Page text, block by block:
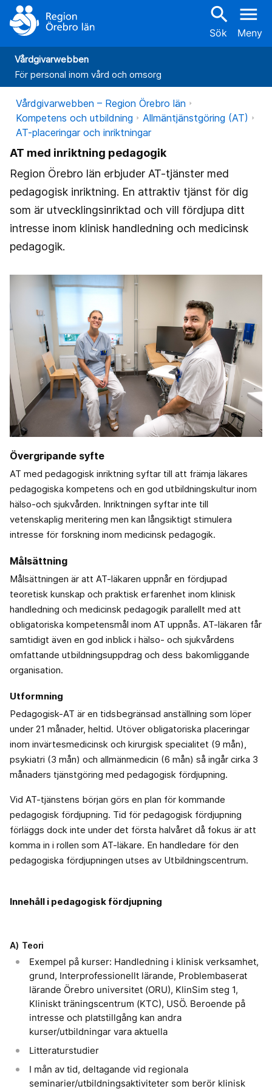
search
Sök
menu
Meny
Vårdgivarwebben
För personal inom vård och omsorg
Vårdgivarwebben – Region Örebro län
Kompetens och utbildning
Allmäntjänstgöring (AT)
AT-placeringar och inriktningar
AT med inriktning pedagogik
Region Örebro län erbjuder AT-tjänster med
pedagogisk inriktning. En attraktiv tjänst för dig
som är utvecklingsinriktad och vill fördjupa ditt
intresse inom klinisk handledning och medicinsk
pedagogik.
Övergripande syfte
AT med pedagogisk inriktning syftar till att främja läkares
pedagogiska kompetens och en god utbildningskultur inom
hälso-och sjukvården. Inriktningen syftar inte till
vetenskaplig meritering men kan långsiktigt stimulera
intresse för forskning inom medicinsk pedagogik.
Målsättning ­
Målsättningen är att AT-läkaren uppnår en fördjupad
teoretisk kunskap och praktisk erfarenhet inom klinisk
handledning och medicinsk pedagogik parallellt med att
obligatoriska kompetensmål inom AT uppnås. AT-läkaren får
samtidigt även en god inblick i hälso- och sjukvårdens
omfattande utbildningsuppdrag och dess bakomliggande
organisation.
Utformning
Pedagogisk-AT är en tidsbegränsad anställning som löper
under 21 månader, heltid. Utöver obligatoriska placeringar
inom invärtesmedicinsk och kirurgisk specialitet (9 mån),
psykiatri (3 mån) och allmänmedicin (6 mån) så ingår cirka 3
månaders tjänstgöring med pedagogisk fördjupning.
Vid AT-tjänstens början görs en plan för kommande
pedagogisk fördjupning. Tid för pedagogisk fördjupning
förläggs dock inte under det första halvåret då fokus är att
komma in i rollen som AT-läkare. En handledare för den
pedagogiska fördjupningen utses av Utbildningscentrum.
Innehåll i pedagogisk fördjupning
A) Teori
Exempel på kurser: Handledning i klinisk verksamhet,
grund, Interprofessionellt lärande, Problembaserat
lärande Örebro universitet (ORU), KlinSim steg 1,
Kliniskt träningscentrum (KTC), USÖ. Beroende på
intresse och platstillgång kan andra
kurser/utbildningar vara aktuella
Litteraturstudier
I mån av tid, deltagande vid regionala
seminarier/utbildningsaktiviteter som berör klinisk